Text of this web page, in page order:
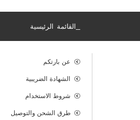
القائمة الرئيسية
عن بارتكم
الشهادة الضريبية
شروط الاستخدام
طرق الشحن والتوصيل